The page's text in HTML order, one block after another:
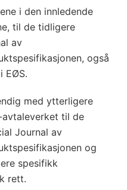
i den innledende
til de tidligere
av
også
EØS.
med ytterligere
avtaleverket til de
Journal av
og
spesifikk
rett.